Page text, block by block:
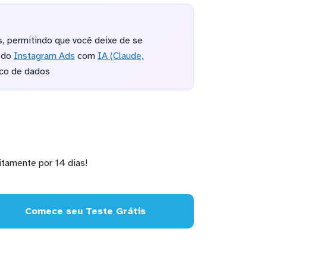
permitindo que você deixe de se
Instagram Ads com IA (Claude,
de dados
por 14 dias!
Comece seu Teste Grátis